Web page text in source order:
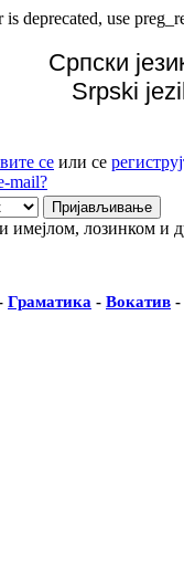
deprecated, use
Српски
Srpski
се или се
mail?
имејлом, лозинком и
Граматика - Вокатив -